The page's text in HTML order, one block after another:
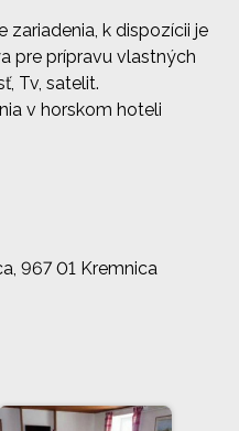
zariadenia, k dispozícii je
pre prípravu vlastných
Tv, satelit.
v horskom hoteli
967 01 Kremnica